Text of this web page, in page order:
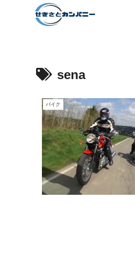
sena
バイク